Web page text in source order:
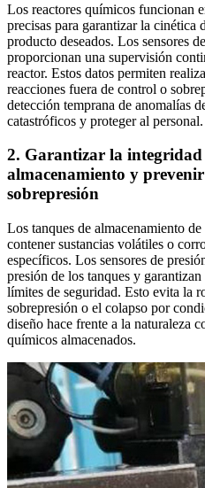
Los reactores químicos funcionan
precisas para garantizar la cinética
producto deseados. Los sensores
proporcionan una supervisión
reactor. Estos datos permiten
reacciones fuera de control o
detección temprana de anomalías
catastróficos y proteger al personal.
2. Garantizar la integridad
almacenamiento y
sobrepresión
Los tanques de almacenamiento
contener sustancias volátiles o
específicos. Los sensores de
presión de los tanques y
límites de seguridad. Esto evita la
sobrepresión o el colapso por
diseño hace frente a la naturaleza
químicos almacenados.